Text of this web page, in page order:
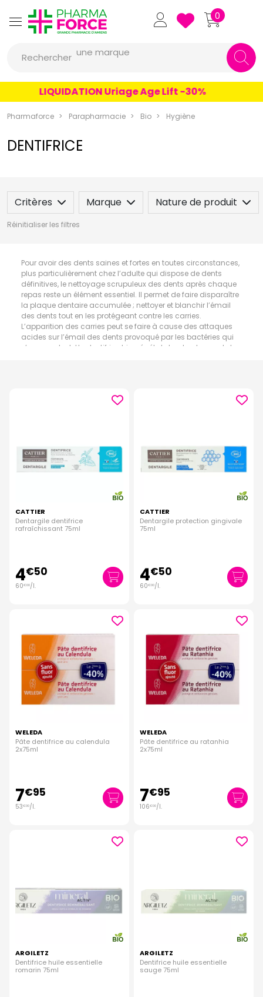
Pharmaforce Grande Pharmacie
0
Rechercher
une marque
un conseil
un produit
une marque
LIQUIDATION Uriage Age Lift -30%
Pharmaforce Parapharmacie Bio Hygiène
DENTIFRICE
Critères Marque Nature de produit
Réinitialiser les filtres
Pour avoir des dents saines et fortes en toutes circonstances,
plus particulièrement chez l’adulte qui dispose de dents
définitives, le nettoyage scrupuleux des dents après chaque
repas reste un élément essentiel. Il permet de faire disparaître
la plaque dentaire accumulée ; nettoyer et blanchir l’émail
des dents tout en les protégeant contre les carries.
L’apparition des carries peut se faire à cause des attaques
acides sur l’émail des dents provoqué par les bactéries qui
s’accumulent. Un dentifrice bio, végétal et naturel permet de
gencives fragiles ou non, vous offrira une haleine fraiche tout
CATTIER
Dentargile dentifrice
rafraîchissant 75ml
4€50
60€00/l.
CATTIER
Dentargile protection gingivale
75ml
4€50
60€00/l.
WELEDA
Pâte dentifrice au calendula
2x75ml
7€95
53€00/l.
WELEDA
Pâte dentifrice au ratanhia
2x75ml
7€95
106€00/l.
ARGILETZ
Dentifrice huile essentielle
romarin 75ml
ARGILETZ
Dentifrice huile essentielle
sauge 75ml